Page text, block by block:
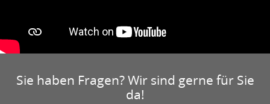
Sie haben Fragen? Wir sind gerne für Sie
da!